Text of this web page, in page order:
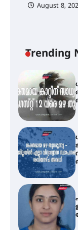
August 8,
Trending